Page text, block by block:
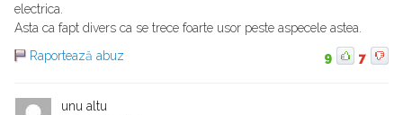
electrica.
Asta ca fapt divers ca se trece foarte usor peste aspecele astea.
Raportează abuz
9 7
unu altu